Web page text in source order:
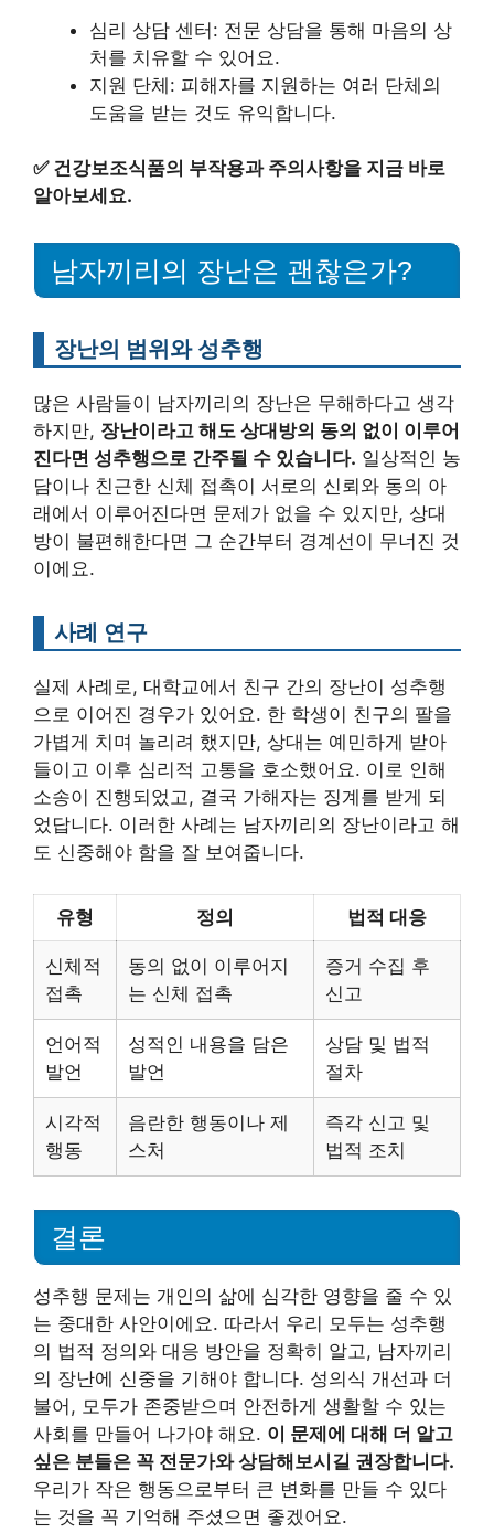
심리 상담 센터: 전문 상담을 통해 마음의 상
처를 치유할 수 있어요.
지원 단체: 피해자를 지원하는 여러 단체의
도움을 받는 것도 유익합니다.
✅ 건강보조식품의 부작용과 주의사항을 지금 바로
알아보세요.
남자끼리의 장난은 괜찮은가?
장난의 범위와 성추행
많은 사람들이 남자끼리의 장난은 무해하다고 생각
하지만, 장난이라고 해도 상대방의 동의 없이 이루어
진다면 성추행으로 간주될 수 있습니다. 일상적인 농
담이나 친근한 신체 접촉이 서로의 신뢰와 동의 아
래에서 이루어진다면 문제가 없을 수 있지만, 상대
방이 불편해한다면 그 순간부터 경계선이 무너진 것
이에요.
사례 연구
실제 사례로, 대학교에서 친구 간의 장난이 성추행
으로 이어진 경우가 있어요. 한 학생이 친구의 팔을
가볍게 치며 놀리려 했지만, 상대는 예민하게 받아
들이고 이후 심리적 고통을 호소했어요. 이로 인해
소송이 진행되었고, 결국 가해자는 징계를 받게 되
었답니다. 이러한 사례는 남자끼리의 장난이라고 해
도 신중해야 함을 잘 보여줍니다.
유형 정의 법적 대응
신체적
접촉
동의 없이 이루어지
는 신체 접촉
증거 수집 후
신고
언어적
발언
성적인 내용을 담은
발언
상담 및 법적
절차
시각적
행동
음란한 행동이나 제
스처
즉각 신고 및
법적 조치
결론
성추행 문제는 개인의 삶에 심각한 영향을 줄 수 있
는 중대한 사안이에요. 따라서 우리 모두는 성추행
의 법적 정의와 대응 방안을 정확히 알고, 남자끼리
의 장난에 신중을 기해야 합니다. 성의식 개선과 더
불어, 모두가 존중받으며 안전하게 생활할 수 있는
사회를 만들어 나가야 해요. 이 문제에 대해 더 알고
싶은 분들은 꼭 전문가와 상담해보시길 권장합니다.
우리가 작은 행동으로부터 큰 변화를 만들 수 있다
는 것을 꼭 기억해 주셨으면 좋겠어요.